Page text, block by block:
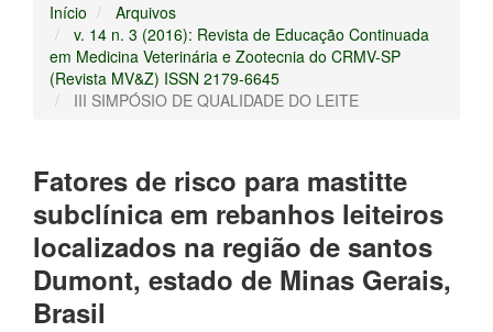
Início
Arquivos
v. 14 n. 3 (2016): Revista de Educação Continuada
em Medicina Veterinária e Zootecnia do CRMV-SP
(Revista MV&Z) ISSN 2179-6645
III SIMPÓSIO DE QUALIDADE DO LEITE
Fatores de risco para mastitte
subclínica em rebanhos leiteiros
localizados na região de santos
Dumont, estado de Minas Gerais,
Brasil